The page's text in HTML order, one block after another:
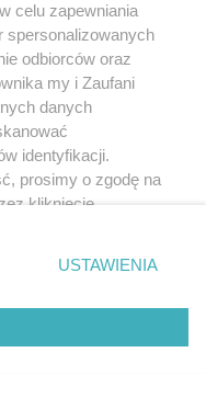
celu zapewniania
spersonalizowanych
odbiorców oraz
my i Zaufani
danych
identyfikacji.
prosimy o zgodę na
kliknięcie
prywatności
strony
zgody
się takiemu
zastosowanie tylko
USTAWIENIA